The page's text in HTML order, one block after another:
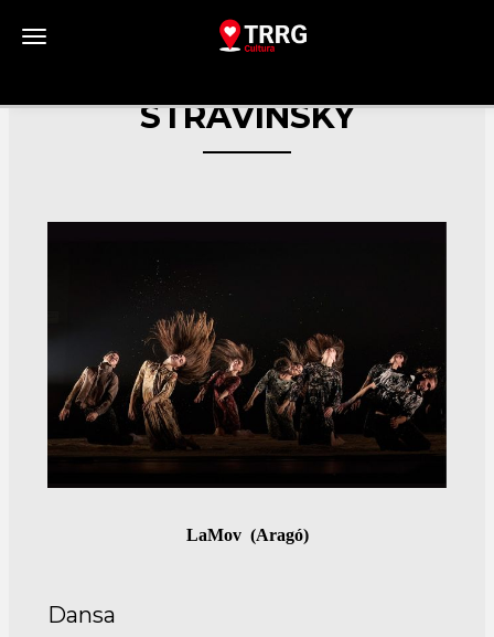
Toggle navigation
STRAVINSKY
LaMov (Aragó)
Dansa